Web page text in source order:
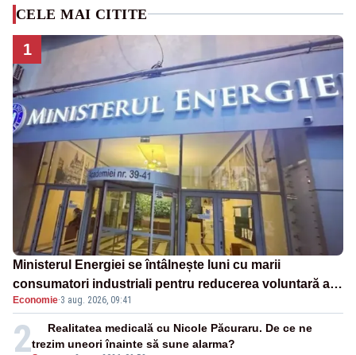
CELE MAI CITITE
1
Ministerul Energiei se întâlnește luni cu marii
consumatori industriali pentru reducerea voluntară a
consumului de electricitate în orele de vârf
Economie·3 aug. 2026, 09:41
2
Realitatea medicală cu Nicole Păcuraru. De ce ne
trezim uneori înainte să sune alarma?